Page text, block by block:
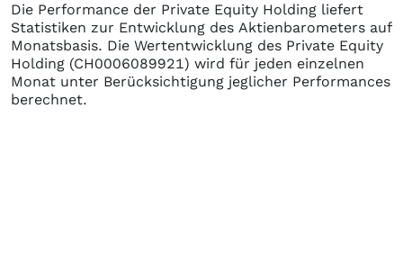
Die Performance der Private Equity Holding liefert
Statistiken zur Entwicklung des Aktienbarometers auf
Monatsbasis. Die Wertentwicklung des Private Equity
Holding (CH0006089921) wird für jeden einzelnen
Monat unter Berücksichtigung jeglicher Performances
berechnet.